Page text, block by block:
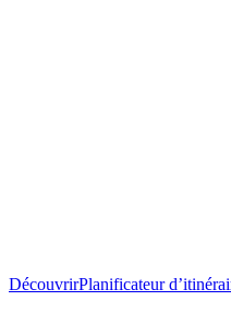
DécouvrirPlanificateur